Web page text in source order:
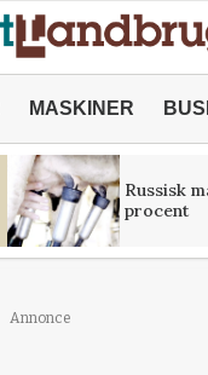
MASKINER
Russisk
procent
Annonce